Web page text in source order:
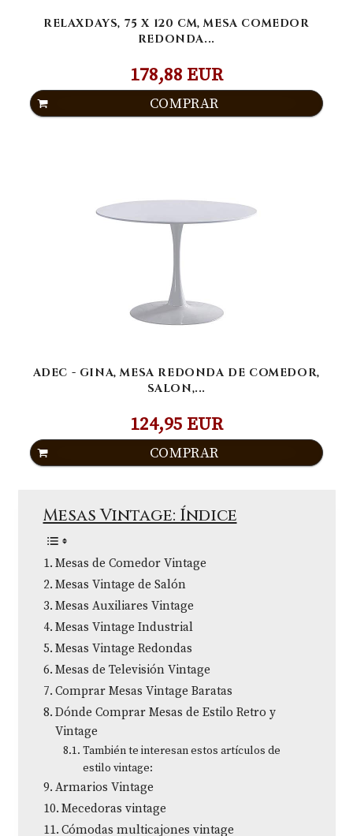
RELAXDAYS, 75 X 120 CM, MESA COMEDOR
REDONDA...
178,88 EUR
COMPRAR
ADEC - GINA, MESA REDONDA DE COMEDOR,
SALON,...
124,95 EUR
COMPRAR
Mesas Vintage: Índice
Mesas de Comedor Vintage
Mesas Vintage de Salón
Mesas Auxiliares Vintage
Mesas Vintage Industrial
Mesas Vintage Redondas
Mesas de Televisión Vintage
Comprar Mesas Vintage Baratas
Dónde Comprar Mesas de Estilo Retro y
Vintage
También te interesan estos artículos de
estilo vintage:
Armarios Vintage
Mecedoras vintage
Cómodas multicajones vintage